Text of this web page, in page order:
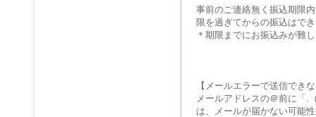
事前のご連絡無く振込期限
限を過ぎてからの振込はで
＊期限までにお振込みが難
【メールエラーで送信でき
メールアドレスの＠前に「.
は、メールが届かない可能